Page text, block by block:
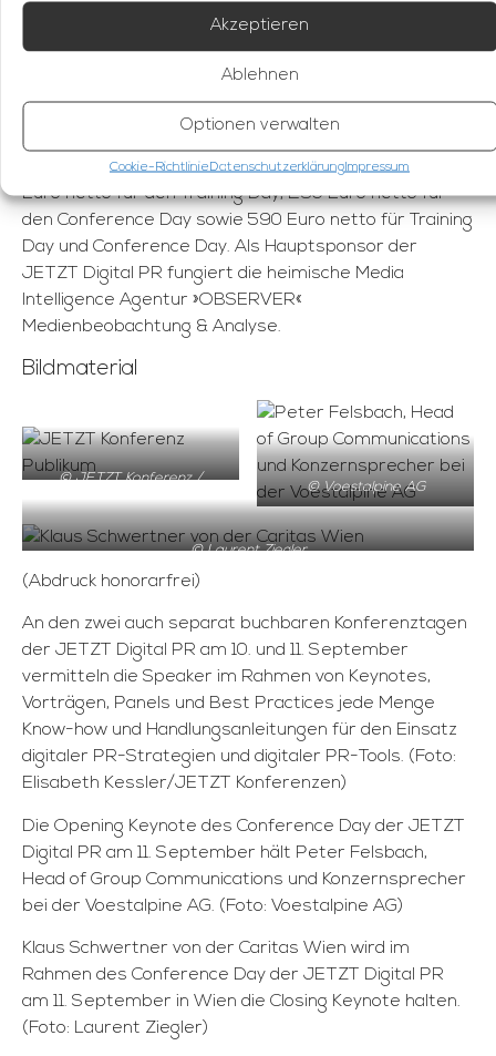
Akzeptieren
Ablehnen
Optionen verwalten
Cookie-RichtlinieDatenschutzerklärungImpressum
Media, viennissimalifestyle, MOMENTUM und
»OBSERVER«.
Anmeldungen zur JETZT Digital PR sind ab sofort hier
https://digitalpr.jetzt-konferenz.at/tickets/
Der Ticketpreis der JETZT Digital PR beträgt 490
Euro netto für den Training Day, 290 Euro netto für
den Conference Day sowie 590 Euro netto für Training
Day und Conference Day. Als Hauptsponsor der
JETZT Digital PR fungiert die heimische Media
Intelligence Agentur »OBSERVER«
Medienbeobachtung & Analyse.
Bildmaterial
© JETZT Konferenz /
© Voestalpine AG
© Laurent Ziegler
(Abdruck honorarfrei)
An den zwei auch separat buchbaren Konferenztagen
der JETZT Digital PR am 10. und 11. September
vermitteln die Speaker im Rahmen von Keynotes,
Vorträgen, Panels und Best Practices jede Menge
Know-how und Handlungsanleitungen für den Einsatz
digitaler PR-Strategien und digitaler PR-Tools. (Foto:
Elisabeth Kessler/JETZT Konferenzen)
Die Opening Keynote des Conference Day der JETZT
Digital PR am 11. September hält Peter Felsbach,
Head of Group Communications und Konzernsprecher
bei der Voestalpine AG. (Foto: Voestalpine AG)
Klaus Schwertner von der Caritas Wien wird im
Rahmen des Conference Day der JETZT Digital PR
am 11. September in Wien die Closing Keynote halten.
(Foto: Laurent Ziegler)